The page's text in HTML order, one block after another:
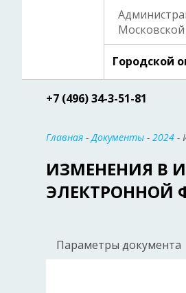
Московской
Городской
+7 (496) 34-3-51-81
Главная -Документы - 2024 -
ИЗМЕНЕНИЯ В
ЭЛЕКТРОННОЙ
Параметры документа